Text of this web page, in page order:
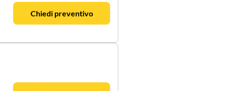
Chiedi preventivo